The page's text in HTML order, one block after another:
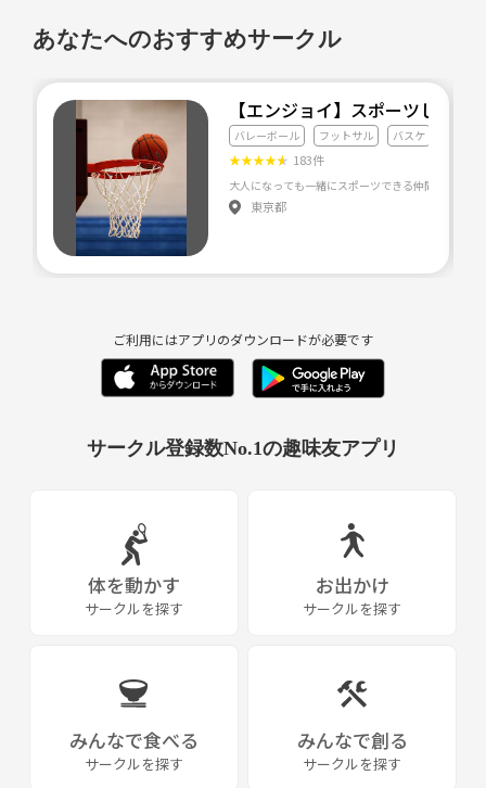
あなたへのおすすめサークル
【エンジョイ】スポーツしまし
バレーボール フットサル バスケ
★★★★★ 183件
東京都
ご利用にはアプリのダウンロードが必要です
サークル登録数No.1の趣味友アプリ
体を動かす
サークルを探す
お出かけ
サークルを探す
みんなで食べる
サークルを探す
みんなで創る
サークルを探す